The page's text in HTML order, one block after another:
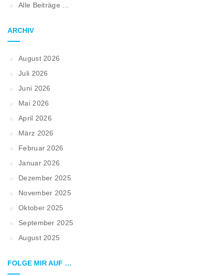
Alle Beiträge …
ARCHIV
August 2026
Juli 2026
Juni 2026
Mai 2026
April 2026
März 2026
Februar 2026
Januar 2026
Dezember 2025
November 2025
Oktober 2025
September 2025
August 2025
FOLGE MIR AUF …